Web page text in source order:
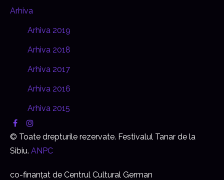
Arhiva
Arhiva 2019
Arhiva 2018
Arhiva 2017
Arhiva 2016
Arhiva 2015
© Toate drepturile rezervate. Festivalul Tanar de la
Sibiu. ANPC
co-finanțat de Centrul Cultural German